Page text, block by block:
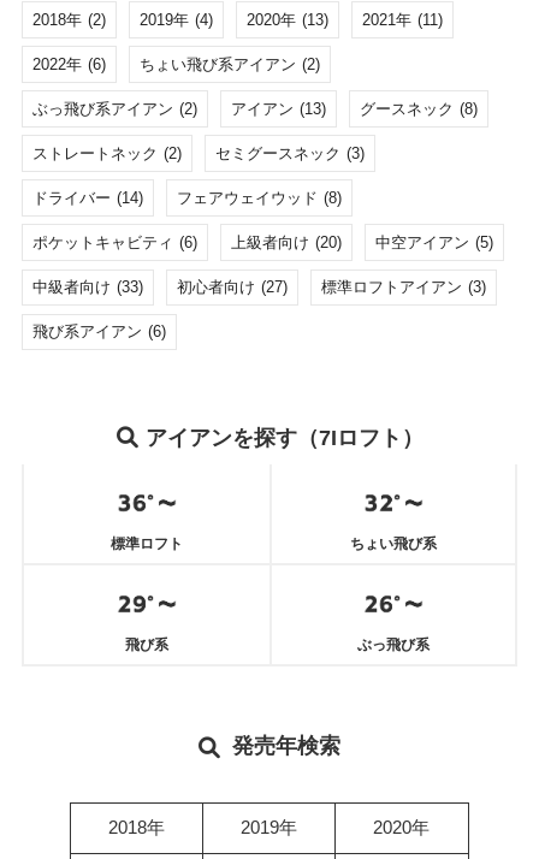
2018年 (2) 2019年 (4) 2020年 (13) 2021年 (11)
2022年 (6) ちょい飛び系アイアン (2)
ぶっ飛び系アイアン (2) アイアン (13) グースネック (8)
ストレートネック (2) セミグースネック (3)
ドライバー (14) フェアウェイウッド (8)
ポケットキャビティ (6) 上級者向け (20) 中空アイアン (5)
中級者向け (33) 初心者向け (27) 標準ロフトアイアン (3)
飛び系アイアン (6)
アイアンを探す（7Iロフト）
標準ロフト ちょい飛び系
飛び系 ぶっ飛び系
発売年検索
2018年 2019年 2020年